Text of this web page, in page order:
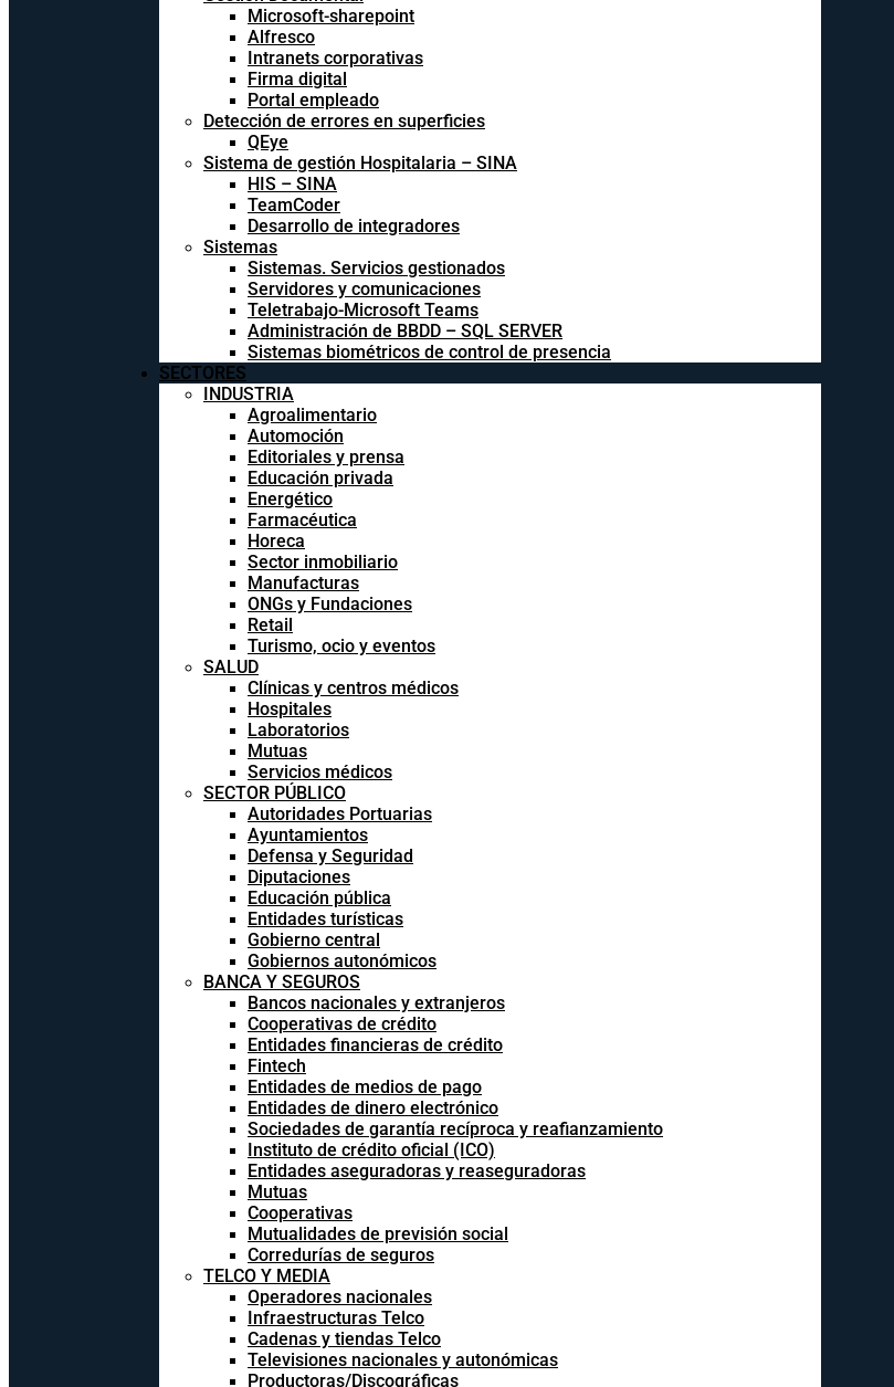
Microsoft-sharepoint
Alfresco
Intranets corporativas
Firma digital
Portal empleado
Detección de errores en superficies
QEye
Sistema de gestión Hospitalaria – SINA
HIS – SINA
TeamCoder
Desarrollo de integradores
Sistemas
Sistemas. Servicios gestionados
Servidores y comunicaciones
Teletrabajo-Microsoft Teams
Administración de BBDD – SQL SERVER
Sistemas biométricos de control de presencia
SECTORES
INDUSTRIA
Agroalimentario
Automoción
Editoriales y prensa
Educación privada
Energético
Farmacéutica
Horeca
Sector inmobiliario
Manufacturas
ONGs y Fundaciones
Retail
Turismo, ocio y eventos
SALUD
Clínicas y centros médicos
Hospitales
Laboratorios
Mutuas
Servicios médicos
SECTOR PÚBLICO
Autoridades Portuarias
Ayuntamientos
Defensa y Seguridad
Diputaciones
Educación pública
Entidades turísticas
Gobierno central
Gobiernos autonómicos
BANCA Y SEGUROS
Bancos nacionales y extranjeros
Cooperativas de crédito
Entidades financieras de crédito
Fintech
Entidades de medios de pago
Entidades de dinero electrónico
Sociedades de garantía recíproca y reafianzamiento
Instituto de crédito oficial (ICO)
Entidades aseguradoras y reaseguradoras
Mutuas
Cooperativas
Mutualidades de previsión social
Corredurías de seguros
TELCO Y MEDIA
Operadores nacionales
Infraestructuras Telco
Cadenas y tiendas Telco
Televisiones nacionales y autonómicas
Productoras/Discográficas